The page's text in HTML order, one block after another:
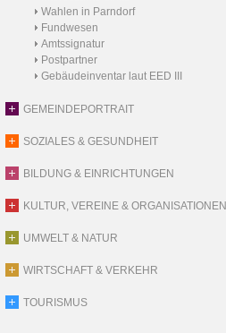
Wahlen in Parndorf
Fundwesen
Amtssignatur
Postpartner
Gebäudeinventar laut EED III
GEMEINDEPORTRAIT
SOZIALES & GESUNDHEIT
BILDUNG & EINRICHTUNGEN
KULTUR, VEREINE & ORGANISATIONEN
UMWELT & NATUR
WIRTSCHAFT & VERKEHR
TOURISMUS